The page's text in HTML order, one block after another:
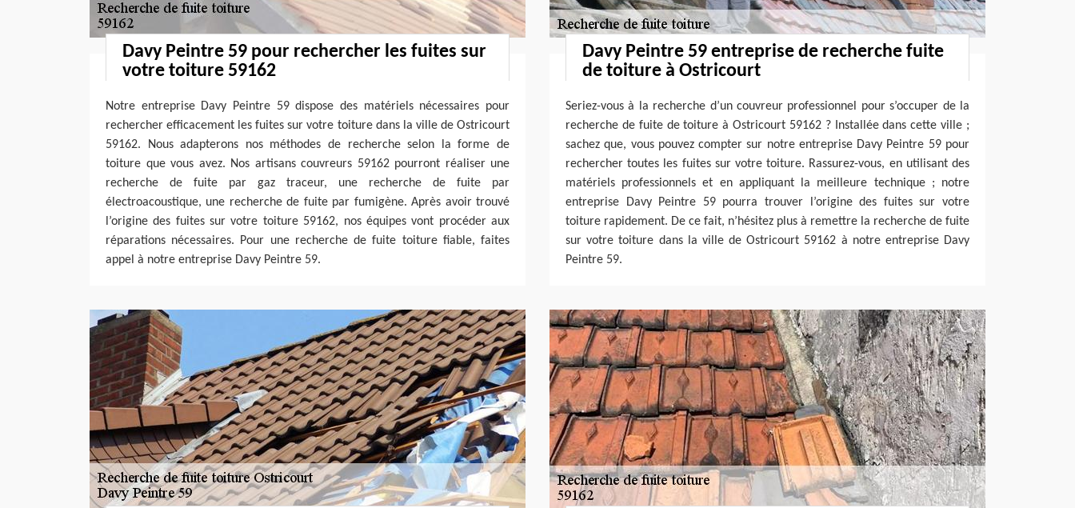
Davy Peintre 59 pour rechercher les fuites sur
votre toiture 59162
Notre entreprise Davy Peintre 59 dispose des matériels nécessaires pour
rechercher efficacement les fuites sur votre toiture dans la ville de Ostricourt
59162. Nous adapterons nos méthodes de recherche selon la forme de
toiture que vous avez. Nos artisans couvreurs 59162 pourront réaliser une
recherche de fuite par gaz traceur, une recherche de fuite par
électroacoustique, une recherche de fuite par fumigène. Après avoir trouvé
l’origine des fuites sur votre toiture 59162, nos équipes vont procéder aux
réparations nécessaires. Pour une recherche de fuite toiture fiable, faites
appel à notre entreprise Davy Peintre 59.
Davy Peintre 59 entreprise de recherche fuite
de toiture à Ostricourt
Seriez-vous à la recherche d’un couvreur professionnel pour s’occuper de la
recherche de fuite de toiture à Ostricourt 59162 ? Installée dans cette ville ;
sachez que, vous pouvez compter sur notre entreprise Davy Peintre 59 pour
rechercher toutes les fuites sur votre toiture. Rassurez-vous, en utilisant des
matériels professionnels et en appliquant la meilleure technique ; notre
entreprise Davy Peintre 59 pourra trouver l’origine des fuites sur votre
toiture rapidement. De ce fait, n’hésitez plus à remettre la recherche de fuite
sur votre toiture dans la ville de Ostricourt 59162 à notre entreprise Davy
Peintre 59.